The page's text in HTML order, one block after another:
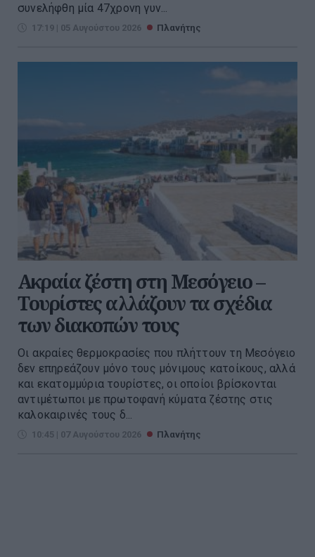
συνελήφθη μία 47χρονη γυν...
17:19 | 05 Αυγούστου 2026 Πλανήτης
Ακραία ζέστη στη Μεσόγειο –
Τουρίστες αλλάζουν τα σχέδια
των διακοπών τους
Οι ακραίες θερμοκρασίες που πλήττουν τη Μεσόγειο
δεν επηρεάζουν μόνο τους μόνιμους κατοίκους, αλλά
και εκατομμύρια τουρίστες, οι οποίοι βρίσκονται
αντιμέτωποι με πρωτοφανή κύματα ζέστης στις
καλοκαιρινές τους δ...
10:45 | 07 Αυγούστου 2026 Πλανήτης